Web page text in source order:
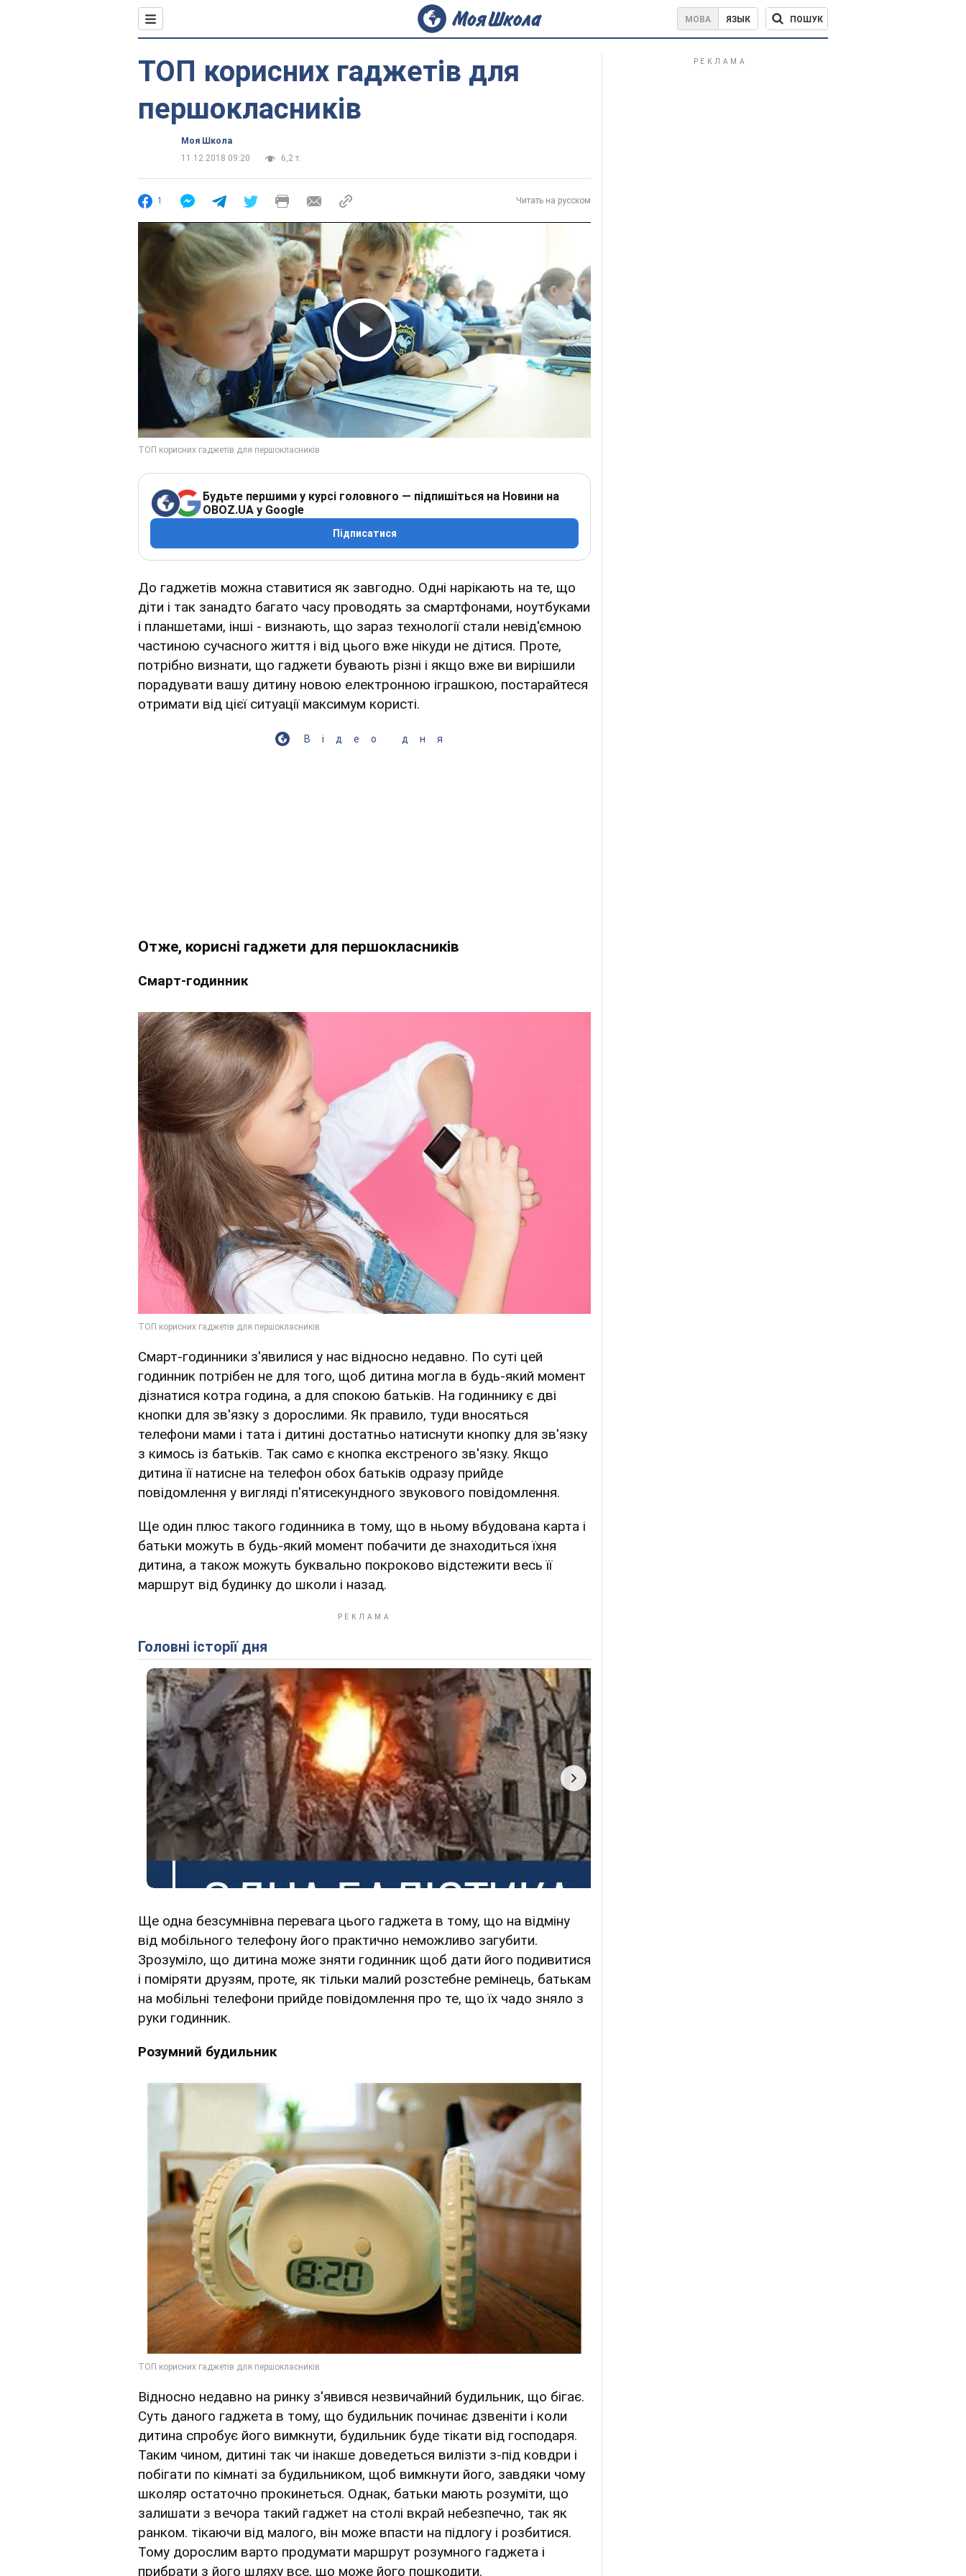
МОВА ЯЗЫК ПОШУК
ТОП корисних гаджетів для
першокласників
Моя Школа
11.12.2018 09:20
6,2 т.
1 Читать на русском
Play Video
Будьте першими у курсі головного — підпишіться на Новини на
OBOZ.UA у Google
Підписатися
До гаджетів можна ставитися як завгодно. Одні нарікають на те, що
діти і так занадто багато часу проводять за смартфонами, ноутбуками
і планшетами, інші - визнають, що зараз технології стали невід'ємною
частиною сучасного життя і від цього вже нікуди не дітися. Проте,
потрібно визнати, що гаджети бувають різні і якщо вже ви вирішили
порадувати вашу дитину новою електронною іграшкою, постарайтеся
отримати від цієї ситуації максимум користі.
Відео дня
Отже, корисні гаджети для першокласників
Смарт-годинник
Смарт-годинники з'явилися у нас відносно недавно. По суті цей
годинник потрібен не для того, щоб дитина могла в будь-який момент
дізнатися котра година, а для спокою батьків. На годиннику є дві
кнопки для зв'язку з дорослими. Як правило, туди вносяться
телефони мами і тата і дитині достатньо натиснути кнопку для зв'язку
з кимось із батьків. Так само є кнопка екстреного зв'язку. Якщо
дитина її натисне на телефон обох батьків одразу прийде
повідомлення у вигляді п'ятисекундного звукового повідомлення.
Ще один плюс такого годинника в тому, що в ньому вбудована карта і
батьки можуть в будь-який момент побачити де знаходиться їхня
дитина, а також можуть буквально покроково відстежити весь її
маршрут від будинку до школи і назад.
Головні історії дня
Ще одна безсумнівна перевага цього гаджета в тому, що на відміну
від мобільного телефону його практично неможливо загубити.
Зрозуміло, що дитина може зняти годинник щоб дати його подивитися
і поміряти друзям, проте, як тільки малий розстебне ремінець, батькам
на мобільні телефони прийде повідомлення про те, що їх чадо зняло з
руки годинник.
Розумний будильник
Відносно недавно на ринку з'явився незвичайний будильник, що бігає.
Суть даного гаджета в тому, що будильник починає дзвеніти і коли
дитина спробує його вимкнути, будильник буде тікати від господаря.
Таким чином, дитині так чи інакше доведеться вилізти з-під ковдри і
побігати по кімнаті за будильником, щоб вимкнути його, завдяки чому
школяр остаточно прокинеться. Однак, батьки мають розуміти, що
залишати з вечора такий гаджет на столі вкрай небезпечно, так як
ранком. тікаючи від малого, він може впасти на підлогу і розбитися.
Тому дорослим варто продумати маршрут розумного гаджета і
прибрати з його шляху все, що може його пошкодити.